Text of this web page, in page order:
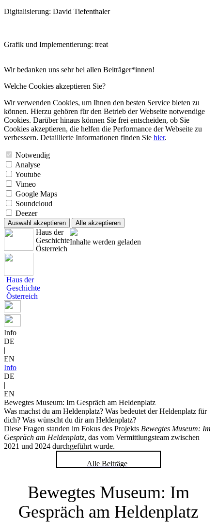
Digitalisierung: David Tiefenthaler
Grafik und Implementierung: treat
Wir bedanken uns sehr bei allen Beiträger*innen!
Welche Cookies akzeptieren Sie?
Wir verwenden Cookies, um Ihnen den besten Service bieten zu
können. Hierzu gehören für den Betrieb der Webseite notwendige
Cookies. Darüber hinaus können Sie frei entscheiden, ob Sie
Cookies akzeptieren, die helfen die Performance der Webseite zu
verbessern. Detaillierte Informationen finden Sie hier.
Notwendig
Analyse
Youtube
Vimeo
Google Maps
Soundcloud
Deezer
Auswahl akzeptieren Alle akzeptieren
Haus der
Geschichte
Österreich
Inhalte werden geladen
Haus der
Geschichte
Österreich
Info
DE
|
EN
Info
DE
|
EN
Bewegtes Museum: Im Gespräch am Heldenplatz
Was machst du am Heldenplatz? Was bedeutet der Heldenplatz für
dich? Was wünscht du dir am Heldenplatz?
Diese Fragen standen im Fokus des Projekts Bewegtes Museum: Im
Gespräch am Heldenplatz, das vom Vermittlungsteam zwischen
2021 und 2024 durchgeführt wurde.
Alle Beiträge
Bewegtes Museum: Im
Gespräch am Heldenplatz